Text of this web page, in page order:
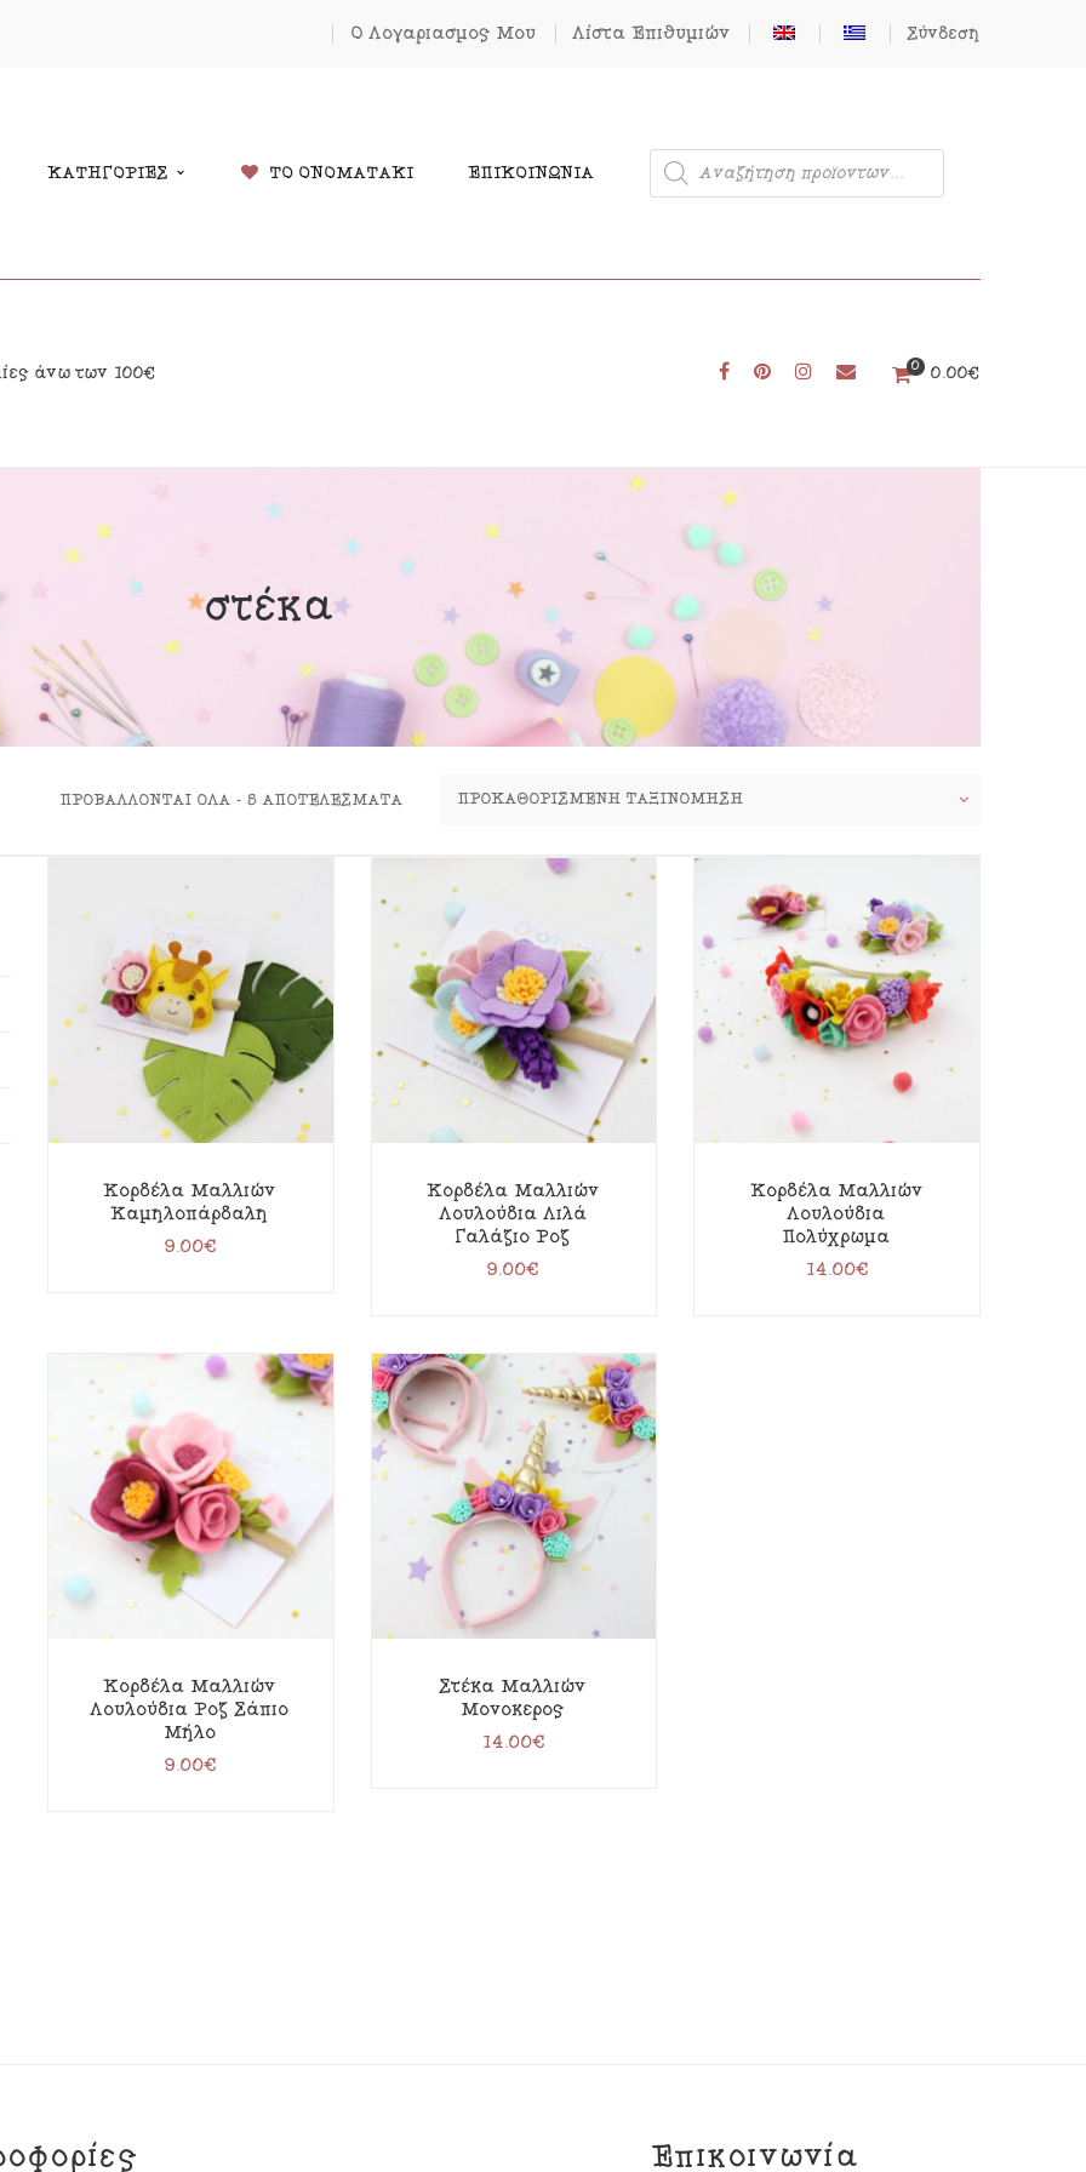
Ο Λογαριασμός Μου Λίστα Επιθυμιών Σύνδεση
ΚΑΤΗΓΟΡΙΕΣ
Δώρα
Δωματίου
Μόμπιλε Κούνιας
Κουτιά
Κοσμήματα
Μονόκερος
Δωρεάν Πατρόν
ΤΟ ΟΝΟΜΑΤΑΚΙ ΕΠΙΚΟΙΝΩΝΊΑ
άνω των 100€ 0 0.00€
στέκα
ΠΡΟΒΆΛΛΟΝΤΑΙ ΌΛΑ - 5 ΑΠΟΤΕΛΈΣΜΑΤΑ
Κορδέλα Μαλλιών
Καμηλοπάρδαλη
9.00€
Κορδέλα Μαλλιών
Λουλούδια Λιλά
Γαλάζιο Ροζ
9.00€
Κορδέλα Μαλλιών
Λουλούδια
Πολύχρωμα
14.00€
Κορδέλα Μαλλιών
Λουλούδια Ροζ Σάπιο
Μήλο
9.00€
Στέκα Μαλλιών
Μονόκερος
14.00€
Επικοινωνία